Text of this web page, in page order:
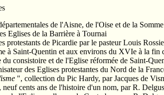
de l'Aisne, de l'Oise et de la Somme
Eglises de la Barrière à Tournai
protestants de Picardie par le pasteur Louis
à Saint-Quentin et aux environs du XVIe à la
du consistoire et de l'Eglise réformée de Saint-
des Eglises protestantes du Nord de la
", collection du Pic Hardy, par Jacques de
, neuf cents ans de l'histoire d'un nom, par R.